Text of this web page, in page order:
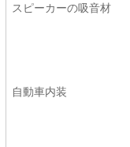
スピーカーの吸音材
自動車内装